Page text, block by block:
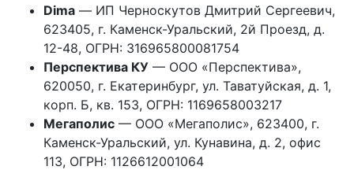
Dima — ИП Черноскутов Дмитрий Сергеевич,
623405, г. Каменск-Уральский, 2й Проезд, д.
12-48, ОГРН: 316965800081754
Перспектива КУ — ООО «Перспектива»,
620050, г. Екатеринбург, ул. Таватуйская, д. 1,
корп. Б, кв. 153, ОГРН: 1169658003217
Мегаполис — ООО «Мегаполис», 623400, г.
Каменск-Уральский, ул. Кунавина, д. 2, офис
113, ОГРН: 1126612001064